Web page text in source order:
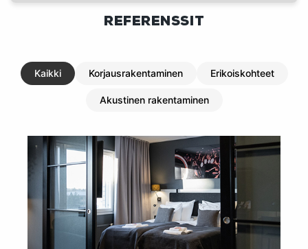
REFERENSSIT
Kaikki Korjausrakentaminen Erikoiskohteet
Akustinen rakentaminen